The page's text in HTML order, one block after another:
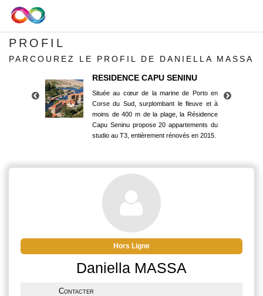
PROFIL
PARCOUREZ LE PROFIL DE DANIELLA MASSA
RESIDENCE CAPU SENINU
Située au cœur de la marine de Porto en
Corse du Sud, surplombant le fleuve et à
moins de 400 m de la plage, la Résidence
Capu Seninu propose 20 appartements du
studio au T3, entièrement rénovés en 2015.
Corse du Sud, surplombant le fleuve et à
moins de 400 m de la plage, la Résidence
Capu Seninu propose 20 appartements du
studio au T3, entièrement rénovés en 2015.
Hors Ligne
Daniella MASSA
Contacter